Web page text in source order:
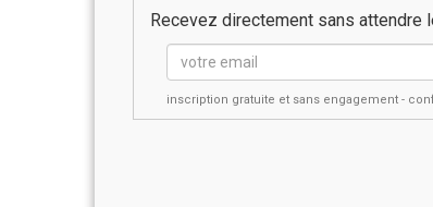
Recevez directement sans attendre
inscription gratuite et sans engagement -